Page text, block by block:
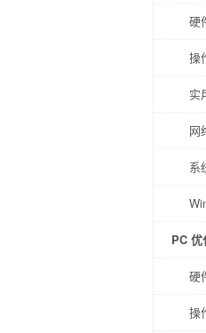
硬
操
实
网
系
PC 优
硬
操